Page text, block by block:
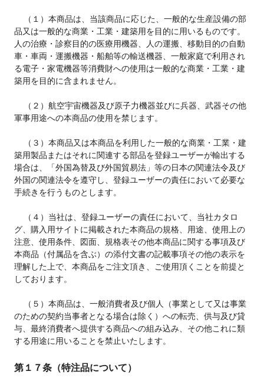
品又は一般的な商業・工業・建築用を目的に用いるものです。
人の治療・診察目的の医療用機器、人の運搬、移動目的の自動
車・車両・運搬機器・船舶等の輸送機器、一般家庭で利用され
る電子・家電機器等消費財への使用は一般的な商業・工業・建
築用を目的に含まれません。
軍事用途への本商品の使用を禁じます。
築用製品またはそれに関連する部品を登録ユーザーが輸出する
場合は、「外国為替及び外国貿易法」等の日本の関連法令及び
外国の関連法令を遵守し、登録ユーザーの責任において必要な
手続きを行うものとします。
グ、購入用サイトに掲載された本商品の規格、用途、使用上の
注意、使用条件、図面、規格表その他本商品に関する事項及び
本商品（付属品を含ぶ）の添付文書の記載事項その他の表示を
理解した上で、本商品をご注文頂き、ご使用頂くことを前提と
しております。
のための契約当事者となる場合は除く）への転売、供与及び貸
与、最終消費者へ提供する商品への組み込み、その他これに類
する用途に用いることを禁止いたします。
第１７条（特注品について）